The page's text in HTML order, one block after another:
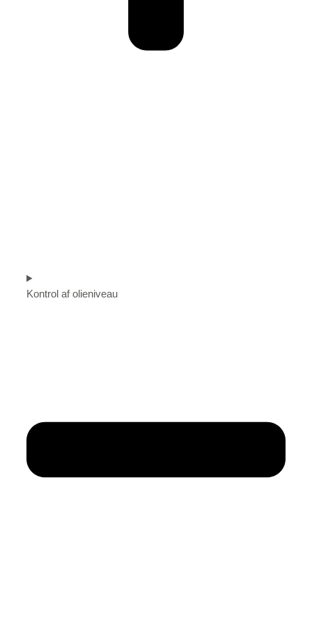
Kontrol af olieniveau